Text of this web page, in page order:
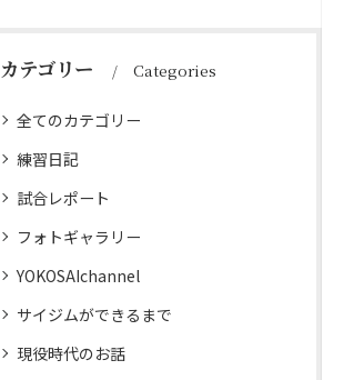
カテゴリー Categories
全てのカテゴリー
練習日記
試合レポート
フォトギャラリー
YOKOSAIchannel
サイジムができるまで
現役時代のお話